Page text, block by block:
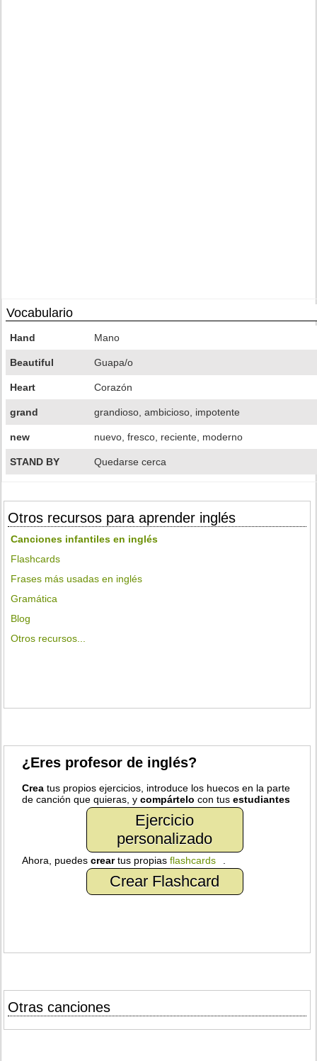
Vocabulario
Hand Mano
Beautiful Guapa/o
Heart Corazón
grand grandioso, ambicioso, impotente
new nuevo, fresco, reciente, moderno
STAND BY Quedarse cerca
Otros recursos para aprender inglés
Canciones infantiles en inglés
Flashcards
Frases más usadas en inglés
Gramática
Blog
Otros recursos...
¿Eres profesor de inglés?
Crea tus propios ejercicios, introduce los huecos en la parte
de canción que quieras, ycompártelo con tusestudiantes
Ejercicio
personalizado
Ahora, puedescreartus propiasflashcards
Crear Flashcard
Otras canciones